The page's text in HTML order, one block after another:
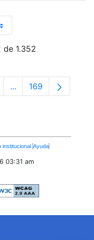
1.352
Use TAB para
...Páginas intermedias
Página
169
institucional Ayuda
03:31 am